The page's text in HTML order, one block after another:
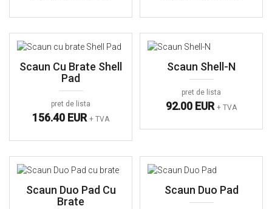
Scaun Cu Brate Shell
Pad
pret de lista
156.40 EUR + TVA
Scaun Shell-N
pret de lista
92.00 EUR + TVA
Scaun Duo Pad Cu
Brate
Scaun Duo Pad